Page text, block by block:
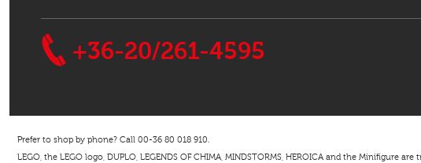
+36-20/261-4595
Prefer to shop by phone? Call 00-36 80 018 910.
LEGO, the LEGO logo, DUPLO, LEGENDS OF CHIMA, MINDSTORMS, HEROICA and the Minifigure